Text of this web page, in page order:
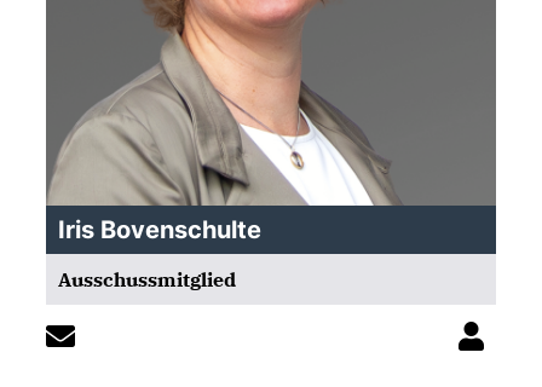
Iris Bovenschulte
Ausschussmitglied